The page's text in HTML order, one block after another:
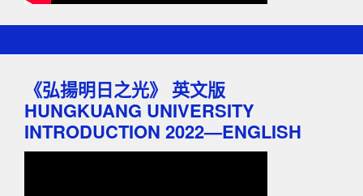
《弘揚明日之光》 英文版
HUNGKUANG UNIVERSITY
INTRODUCTION 2022—ENGLISH